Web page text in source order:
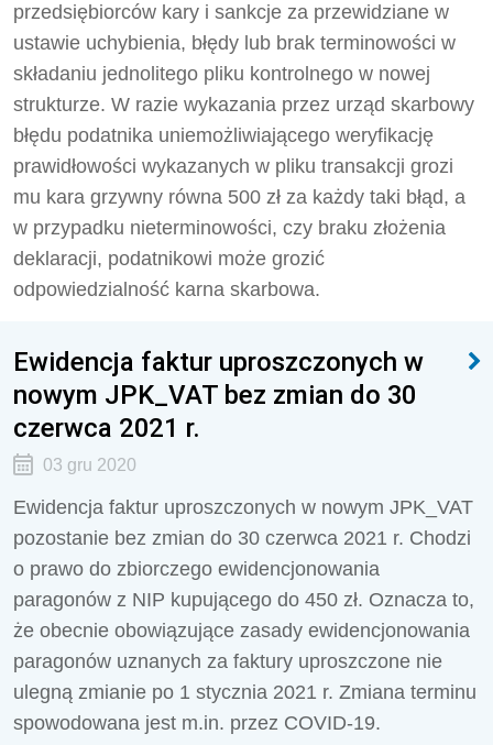
przedsiębiorców kary i sankcje za przewidziane w
ustawie uchybienia, błędy lub brak terminowości w
składaniu jednolitego pliku kontrolnego w nowej
strukturze. W razie wykazania przez urząd skarbowy
błędu podatnika uniemożliwiającego weryfikację
prawidłowości wykazanych w pliku transakcji grozi
mu kara grzywny równa 500 zł za każdy taki błąd, a
w przypadku nieterminowości, czy braku złożenia
deklaracji, podatnikowi może grozić
odpowiedzialność karna skarbowa.
Ewidencja faktur uproszczonych w
nowym JPK_VAT bez zmian do 30
czerwca 2021 r.
03 gru 2020
Ewidencja faktur uproszczonych w nowym JPK_VAT
pozostanie bez zmian do 30 czerwca 2021 r. Chodzi
o prawo do zbiorczego ewidencjonowania
paragonów z NIP kupującego do 450 zł. Oznacza to,
że obecnie obowiązujące zasady ewidencjonowania
paragonów uznanych za faktury uproszczone nie
ulegną zmianie po 1 stycznia 2021 r. Zmiana terminu
spowodowana jest m.in. przez COVID-19.